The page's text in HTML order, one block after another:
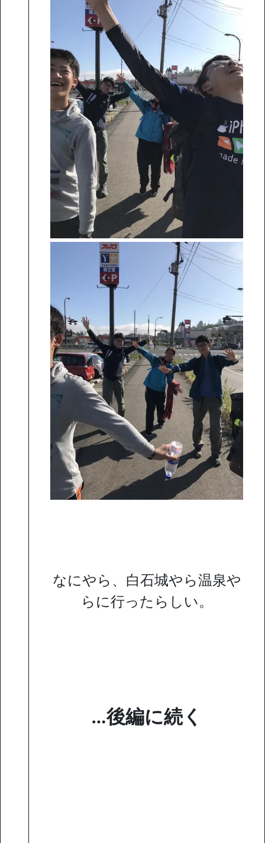
なにやら、白石城やら温泉や
らに行ったらしい。
…後編に続く